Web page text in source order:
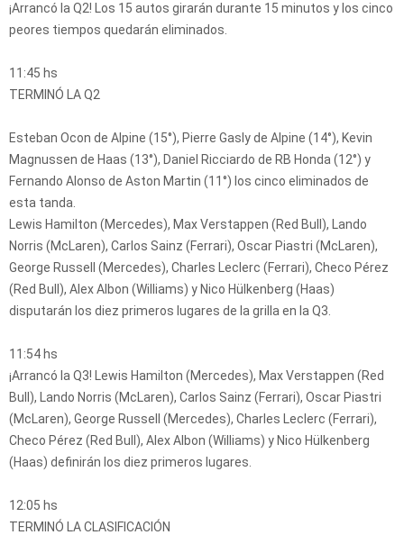
¡Arrancó la Q2! Los 15 autos girarán durante 15 minutos y los cinco
peores tiempos quedarán eliminados.
11:45 hs
TERMINÓ LA Q2
Esteban Ocon de Alpine (15°), Pierre Gasly de Alpine (14°), Kevin
Magnussen de Haas (13°), Daniel Ricciardo de RB Honda (12°) y
Fernando Alonso de Aston Martin (11°) los cinco eliminados de
esta tanda.
Lewis Hamilton (Mercedes), Max Verstappen (Red Bull), Lando
Norris (McLaren), Carlos Sainz (Ferrari), Oscar Piastri (McLaren),
George Russell (Mercedes), Charles Leclerc (Ferrari), Checo Pérez
(Red Bull), Alex Albon (Williams) y Nico Hülkenberg (Haas)
disputarán los diez primeros lugares de la grilla en la Q3.
11:54 hs
¡Arrancó la Q3! Lewis Hamilton (Mercedes), Max Verstappen (Red
Bull), Lando Norris (McLaren), Carlos Sainz (Ferrari), Oscar Piastri
(McLaren), George Russell (Mercedes), Charles Leclerc (Ferrari),
Checo Pérez (Red Bull), Alex Albon (Williams) y Nico Hülkenberg
(Haas) definirán los diez primeros lugares.
12:05 hs
TERMINÓ LA CLASIFICACIÓN